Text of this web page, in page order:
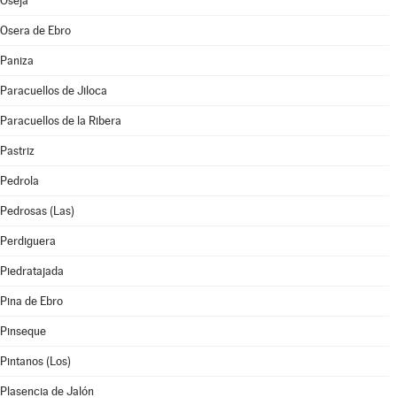
Osera de Ebro
Paniza
Paracuellos de Jiloca
Paracuellos de la Ribera
Pastriz
Pedrola
Pedrosas (Las)
Perdiguera
Piedratajada
Pina de Ebro
Pinseque
Pintanos (Los)
Plasencia de Jalón